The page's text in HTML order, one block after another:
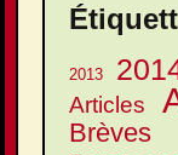
2013
Articles
Brèves